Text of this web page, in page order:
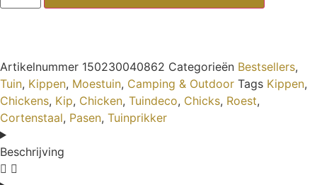
Artikelnummer 150230040862 Categorieën Bestsellers,
Tuin, Kippen, Moestuin, Camping & Outdoor Tags Kippen,
Chickens, Kip, Chicken, Tuindeco, Chicks, Roest,
Cortenstaal, Pasen, Tuinprikker
Beschrijving